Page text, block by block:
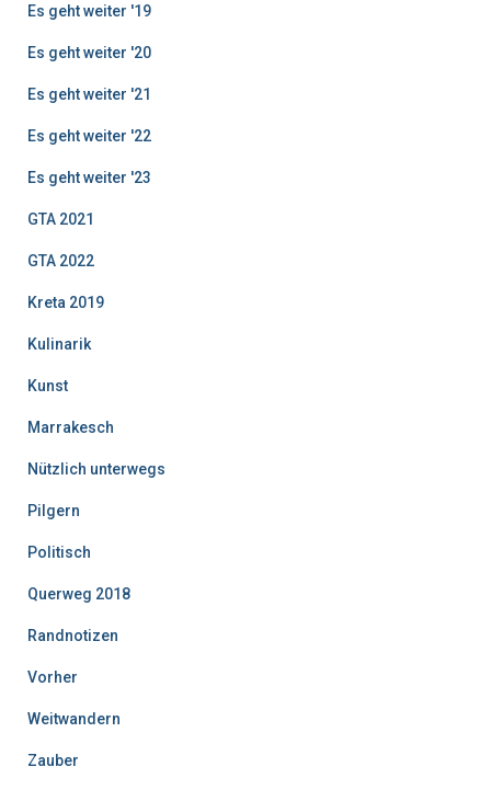
Es geht weiter '19
Es geht weiter '20
Es geht weiter '21
Es geht weiter '22
Es geht weiter '23
GTA 2021
GTA 2022
Kreta 2019
Kulinarik
Kunst
Marrakesch
Nützlich unterwegs
Pilgern
Politisch
Querweg 2018
Randnotizen
Vorher
Weitwandern
Zauber